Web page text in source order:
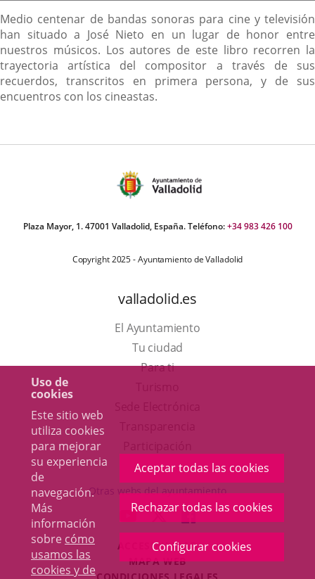
Uso de
cookies
Este sitio web
utiliza cookies
para mejorar
su experiencia
de
navegación.
Más
información
sobre cómo
usamos las
cookies y de
Aceptar todas las cookies
Rechazar todas las cookies
Configurar cookies
Descripción
Medio centenar de bandas sonoras para cine y televisión
han situado a José Nieto en un lugar de honor entre
nuestros músicos. Los autores de este libro recorren la
trayectoria artística del compositor a través de sus
recuerdos, transcritos en primera persona, y de sus
encuentros con los cineastas.
Plaza Mayor, 1. 47001 Valladolid, España. Teléfono:+34 983 426 100
Copyright 2025 - Ayuntamiento de Valladolid
valladolid.es
El Ayuntamiento
Tu ciudad
Para ti
en
una
ventana
nueva.
aplicación
externa.
Otras webs del ayuntamiento
ENLACE
A
UNA
APLICACIÓN
ENLACE
A
UNA
APLICACIÓN
ENLACE
A
UNA
ACCESIBILIDAD
MAPA WEB